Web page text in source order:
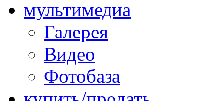
мультимедиа
Галерея
Видео
Фотобаза